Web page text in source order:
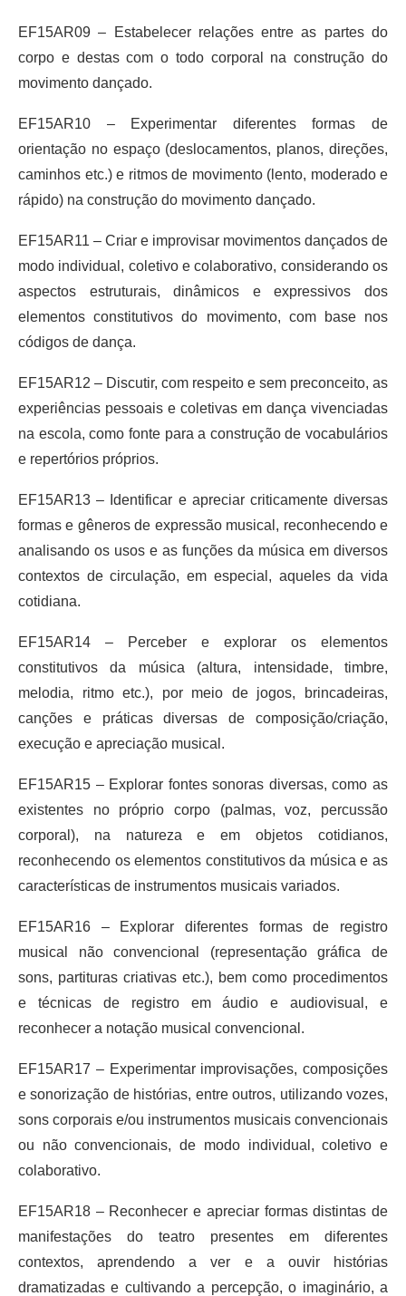
EF15AR09 – Estabelecer relações entre as partes do
corpo e destas com o todo corporal na construção do
movimento dançado.
EF15AR10 – Experimentar diferentes formas de
orientação no espaço (deslocamentos, planos, direções,
caminhos etc.) e ritmos de movimento (lento, moderado e
rápido) na construção do movimento dançado.
EF15AR11 – Criar e improvisar movimentos dançados de
modo individual, coletivo e colaborativo, considerando os
aspectos estruturais, dinâmicos e expressivos dos
elementos constitutivos do movimento, com base nos
códigos de dança.
EF15AR12 – Discutir, com respeito e sem preconceito, as
experiências pessoais e coletivas em dança vivenciadas
na escola, como fonte para a construção de vocabulários
e repertórios próprios.
EF15AR13 – Identificar e apreciar criticamente diversas
formas e gêneros de expressão musical, reconhecendo e
analisando os usos e as funções da música em diversos
contextos de circulação, em especial, aqueles da vida
cotidiana.
EF15AR14 – Perceber e explorar os elementos
constitutivos da música (altura, intensidade, timbre,
melodia, ritmo etc.), por meio de jogos, brincadeiras,
canções e práticas diversas de composição/criação,
execução e apreciação musical.
EF15AR15 – Explorar fontes sonoras diversas, como as
existentes no próprio corpo (palmas, voz, percussão
corporal), na natureza e em objetos cotidianos,
reconhecendo os elementos constitutivos da música e as
características de instrumentos musicais variados.
EF15AR16 – Explorar diferentes formas de registro
musical não convencional (representação gráfica de
sons, partituras criativas etc.), bem como procedimentos
e técnicas de registro em áudio e audiovisual, e
reconhecer a notação musical convencional.
EF15AR17 – Experimentar improvisações, composições
e sonorização de histórias, entre outros, utilizando vozes,
sons corporais e/ou instrumentos musicais convencionais
ou não convencionais, de modo individual, coletivo e
colaborativo.
EF15AR18 – Reconhecer e apreciar formas distintas de
manifestações do teatro presentes em diferentes
contextos, aprendendo a ver e a ouvir histórias
dramatizadas e cultivando a percepção, o imaginário, a